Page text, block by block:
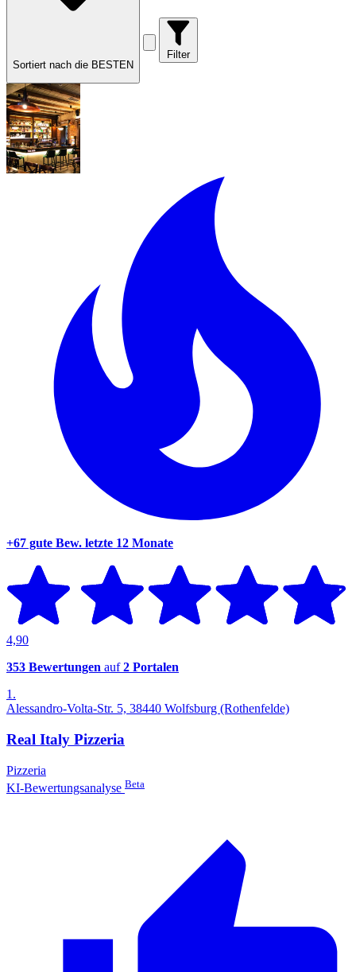
Sortiert nach die BESTEN
Filter
+67 gute Bew. letzte 12 Monate
4,90
353 Bewertungen auf2 Portalen
1.
Alessandro-Volta-Str. 5, 38440 Wolfsburg (Rothenfelde)
Real Italy Pizzeria
Pizzeria
KI-Bewertungsanalyse Beta